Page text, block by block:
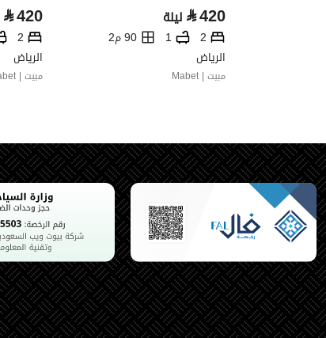
⃁420 ليلة
2
1
90 م2
الرياض
مبيت | Mabet
⃁420
2
الرياض
مبيت | Mabet